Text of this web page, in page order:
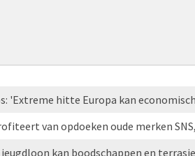
'Extreme hitte Europa kan
van opdoeken oude merken
kan boodschappen en